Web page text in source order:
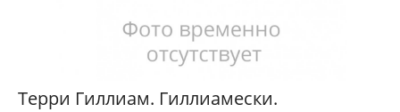
Терри Гиллиам. Гиллиамески.